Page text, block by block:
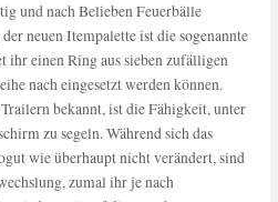
und nach Belieben Feuerbälle
neuen Itempalette ist die sogenannte
ihr einen Ring aus sieben zufälligen
nach eingesetzt werden können.
bekannt, ist die Fähigkeit, unter
zu segeln. Während sich das
wie überhaupt nicht verändert, sind
zumal ihr je nach